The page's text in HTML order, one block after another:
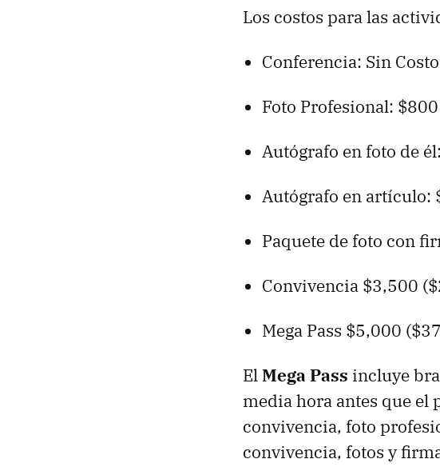
Los costos para las
Conferencia: Sin Costo
Foto Profesional:
Autógrafo en foto de
Autógrafo en artículo:
Paquete de foto con
Convivencia $3,500
Mega Pass $5,000
ElMega Pass incluye
media hora antes que el
convivencia, foto
convivencia, fotos y